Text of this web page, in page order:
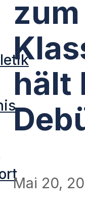
hält
Mai 20,